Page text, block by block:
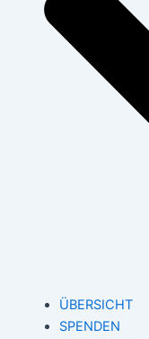
ÜBERSICHT
SPENDEN